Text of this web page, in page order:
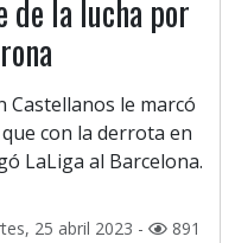
de la lucha por
le marcó
con la derrota en
LaLiga al Barcelona.
25 abril 2023 - 891